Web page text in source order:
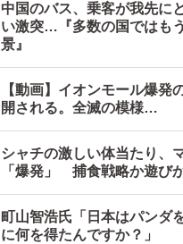
中国のバス、乗客が我先に
い激突…『多数の国ではも
景』
【動画】イオンモール爆発
開される。全滅の模様…
シャチの激しい体当たり、
「爆発」 捕食戦略か遊び
町山智浩氏「日本はパンダ
に何を得たんですか？」